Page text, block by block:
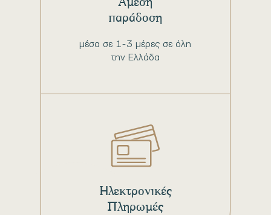
μέσα σε 1-3 μέρες σε όλη
την Ελλάδα
παράδοση
Ηλεκτρονικές
Πληρωμές